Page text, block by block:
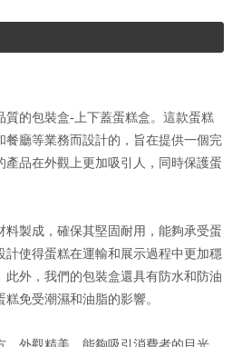
質的包裝盒-上下蓋蛋糕盒。這款蛋糕
餐廳等業務而設計的，旨在提供一個完
產品在外觀上更加吸引人，同時保護蛋
料製成，確保其堅固耐用，能夠承受蛋
計使得蛋糕在運輸和展示過程中更加穩
此外，我們的包裝盒還具有防水和防油
免受潮濕和油脂的影響。